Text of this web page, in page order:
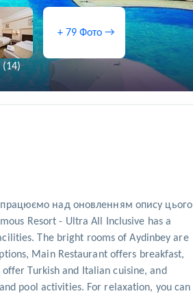
+ 79 Фото →
працюємо над оновленням опису цього
Resort - Ultra All Inclusive has a
The bright rooms of Aydinbey are
Main Restaurant offers breakfast,
Turkish and Italian cuisine, and
pool activities. For relaxation, you can